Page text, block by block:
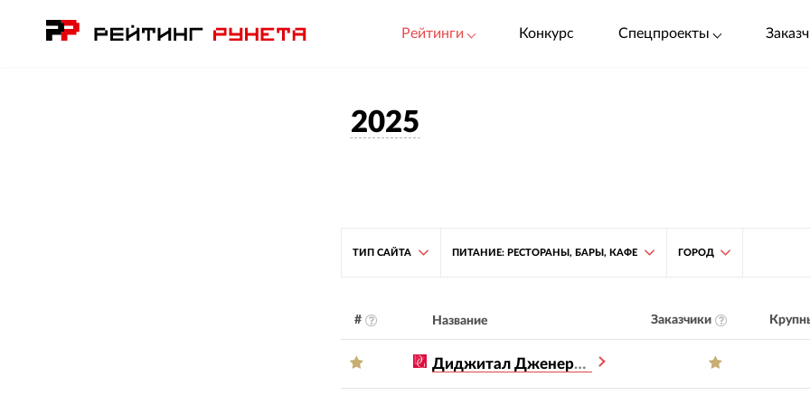
Рейтинги Конкурс Спецпроекты
2025
ТИП САЙТА ПИТАНИЕ: РЕСТОРАНЫ, БАРЫ, КАФЕ ГОРОД
# Название Заказчики
Диджитал Дженерейшен